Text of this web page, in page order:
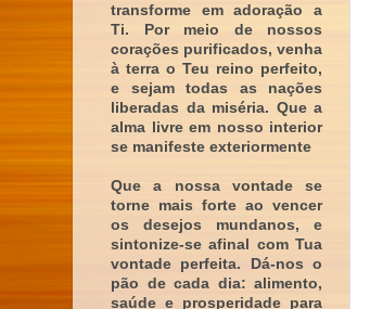
transforme em adoração a
Ti. Por meio de nossos
corações purificados, venha
à terra o Teu reino perfeito,
e sejam todas as nações
liberadas da miséria. Que a
alma livre em nosso interior
se manifeste exteriormente
Que a nossa vontade se
torne mais forte ao vencer
os desejos mundanos, e
sintonize-se afinal com Tua
vontade perfeita. Dá-nos o
pão de cada dia: alimento,
saúde e prosperidade para